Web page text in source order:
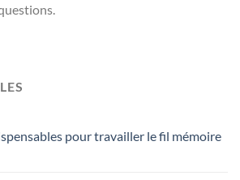
pour travailler le fil mémoire